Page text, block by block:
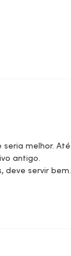
melhor. Até
antigo.
deve servir bem.